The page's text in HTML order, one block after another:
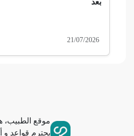
استسقاء عام
بعد
21/07/2026
موقع الطبيب،
يحترم قواعد و